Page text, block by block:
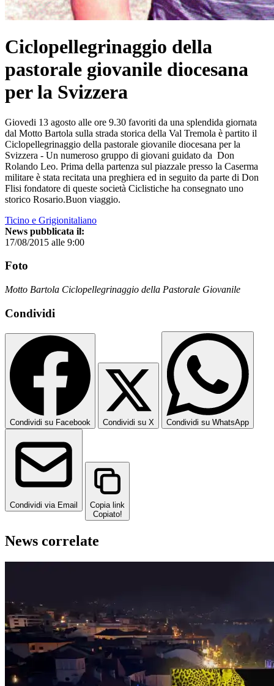
Ciclopellegrinaggio della
pastorale giovanile diocesana
per la Svizzera
Giovedi 13 agosto alle ore 9.30 favoriti da una splendida giornata
dal Motto Bartola sulla strada storica della Val Tremola è partito il
Ciclopellegrinaggio della pastorale giovanile diocesana per la
Svizzera - Un numeroso gruppo di giovani guidato da Don
Rolando Leo. Prima della partenza sul piazzale presso la Caserma
militare è stata recitata una preghiera ed in seguito da parte di Don
Flisi fondatore di queste società Ciclistiche ha consegnato uno
storico Rosario.Buon viaggio.
Ticino e Grigionitaliano
News pubblicata il:
17/08/2015 alle 9:00
Foto
Motto Bartola Ciclopellegrinaggio della Pastorale Giovanile
Condividi
Condividi su Facebook Condividi su X Condividi su WhatsApp
Condividi via Email
Copia link
Copiato!
News correlate